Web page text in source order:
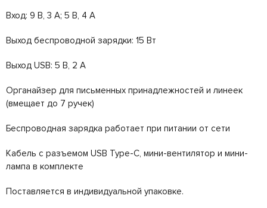
Вход: 9 В, 3 A; 5 В, 4 A
Выход беспроводной зарядки: 15 Вт
Выход USB: 5 В, 2 A
Органайзер для письменных принадлежностей и линеек
(вмещает до 7 ручек)
Беспроводная зарядка работает при питании от сети
Кабель с разъемом USB Type-C, мини-вентилятор и мини-
лампа в комплекте
Поставляется в индивидуальной упаковке.